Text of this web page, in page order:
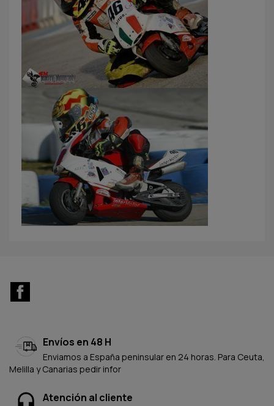
Envíos en 48 H
Enviamos a España peninsular en 24 horas. Para Ceuta,
Melilla y Canarias pedir infor
Atención al cliente